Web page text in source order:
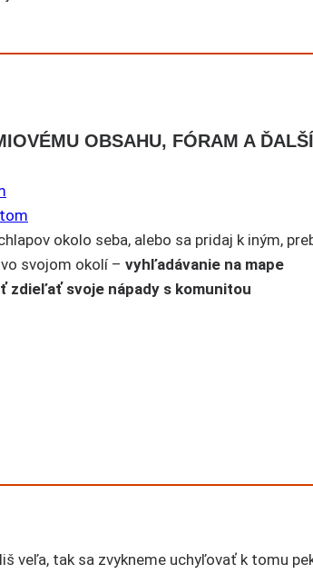
OBSAHU, FÓRAM A
okolo seba, alebo sa pridaj k iným,
svojom okolí – vyhľadávanie na mape
zdieľať svoje nápady s komunitou
veľa, tak sa zvykneme uchyľovať k tomu